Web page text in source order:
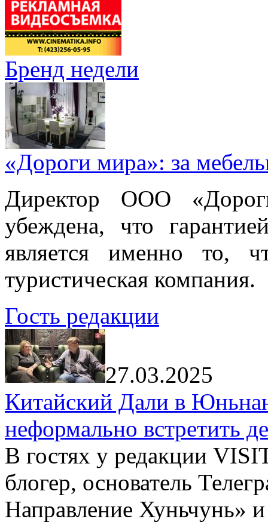
Бренд недели
«Дороги мира»: за
Директор ООО
убеждена, что
является именно то,
туристическая компания.
Гость редакции
27.03.2025
Китайский Дали в
неформально встретить
В гостях у редакции
блогер, основатель
Направление Хуньчунь»